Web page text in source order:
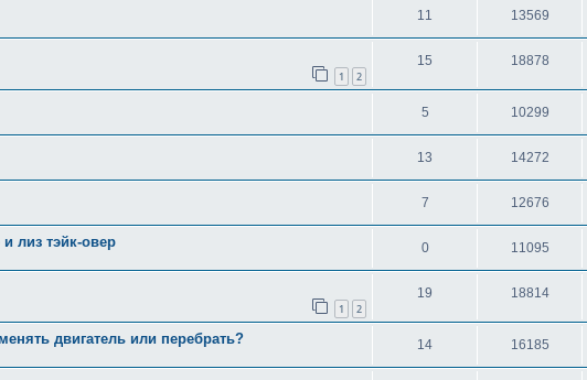
11 13569
1 2
15 18878
5 10299
13 14272
7 12676
лиз тэйк-овер 0 11095
1 2
19 18814
двигатель или перебрать? 14 16185